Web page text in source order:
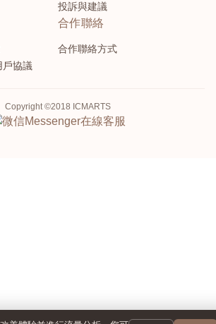
投訴與建議
戶協議
合作聯絡
合作聯絡方式
Copyright ©2018 ICMARTS
Messenger在線客服